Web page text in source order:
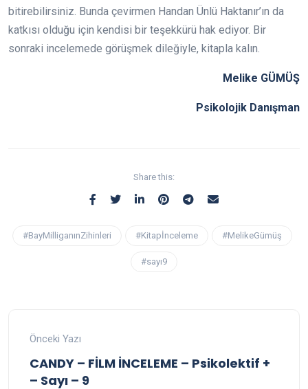
bitirebilirsiniz. Bunda çevirmen Handan Ünlü Haktanır’ın da
katkısı olduğu için kendisi bir teşekkürü hak ediyor. Bir
sonraki incelemede görüşmek dileğiyle, kitapla kalın.
Melike GÜMÜŞ
Psikolojik Danışman
Share this:
#BayMilliganınZihinleri #Kitapİnceleme #MelikeGümüş
#sayı9
Önceki Yazı
CANDY – FİLM İNCELEME – Psikolektif +
– Sayı – 9